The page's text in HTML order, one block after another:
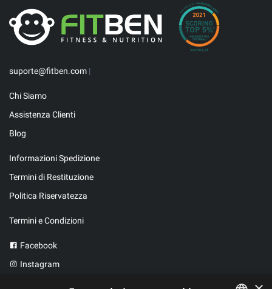
suporte@fitben.com |
Chi Siamo
Assistenza Clienti
Blog
Informazioni Spedizione
Termini di Restituzione
Politica Riservatezza
Termini e Condizioni
Facebook
Instagram